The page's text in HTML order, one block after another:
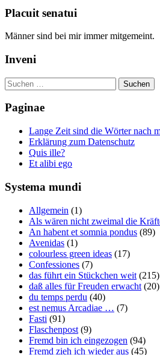
Placuit senatui
Männer sind bei mir immer mitgemeint.
Inveni
Suchen
nach:
Paginae
Lange Zeit sind die Wörter nach
Erklärung zum Datenschutz
Quis ille?
Et alibi ego
Systema mundi
Allgemein (1)
Als wären nicht zweimal die
An habent et somnia pondus (89)
Avenidas (1)
colourless green ideas (17)
Confessiones (7)
das führt ein Stückchen weit (215)
daß alles für Freuden erwacht (20)
du temps perdu (40)
est nemus Arcadiae … (7)
Fasti (91)
Flaschenpost (9)
Fremd bin ich eingezogen (94)
Fremd zieh ich wieder aus (45)